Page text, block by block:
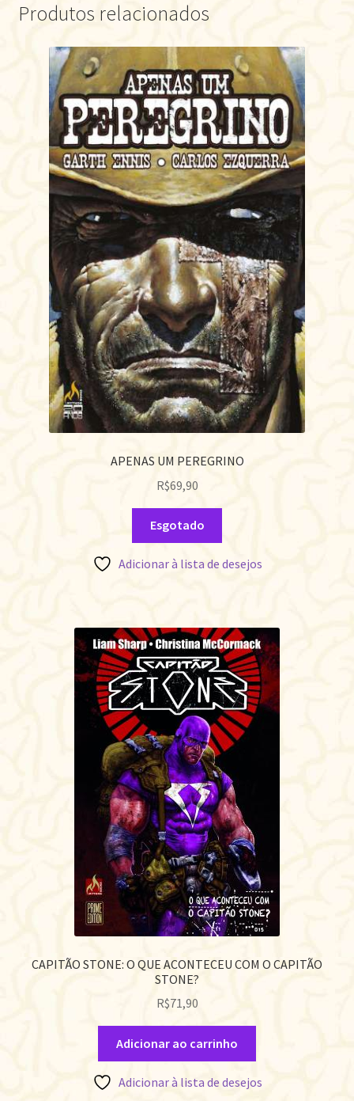
Produtos relacionados
APENAS UM PEREGRINO
R$69,90
Esgotado
Adicionar à lista de desejos
CAPITÃO STONE: O QUE ACONTECEU COM O CAPITÃO
STONE?
R$71,90
Adicionar ao carrinho
Adicionar à lista de desejos